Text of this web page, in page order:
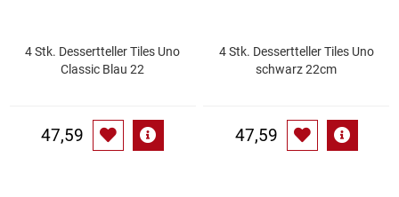
4 Stk. Dessertteller Tiles Uno
Classic Blau 22
47,59
4 Stk. Dessertteller Tiles Uno
schwarz 22cm
47,59